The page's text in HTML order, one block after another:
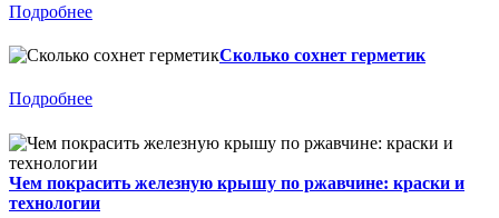
Подробнее
Сколько сохнет герметик
Подробнее
Чем покрасить железную крышу по ржавчине: краски и
технологии